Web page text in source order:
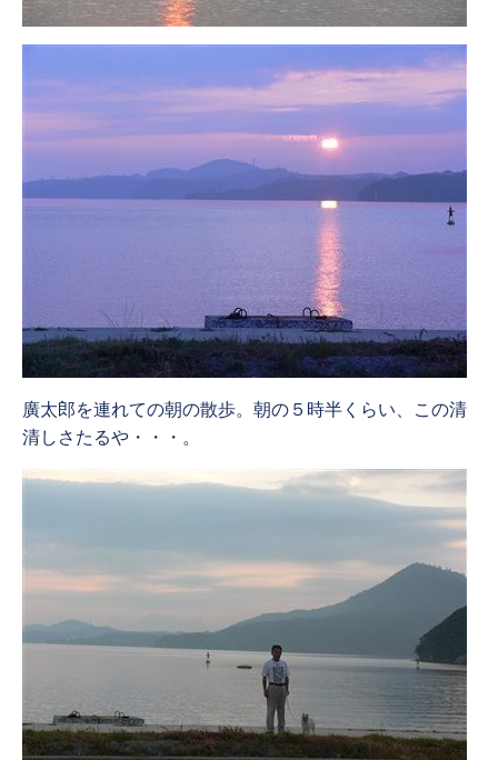
廣太郎を連れての朝の散歩。朝の５時半くらい、この清
清しさたるや・・・。